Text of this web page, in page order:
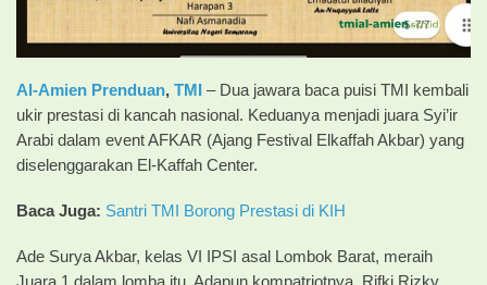
Al-Amien Prenduan, TMI
– Dua jawara baca puisi TMI kembali
ukir prestasi di kancah nasional. Keduanya menjadi juara Syi’ir
Arabi dalam event AFKAR (Ajang Festival Elkaffah Akbar) yang
diselenggarakan El-Kaffah Center.
Baca Juga: Santri TMI Borong Prestasi di KIH
Ade Surya Akbar, kelas VI IPSI asal Lombok Barat, meraih